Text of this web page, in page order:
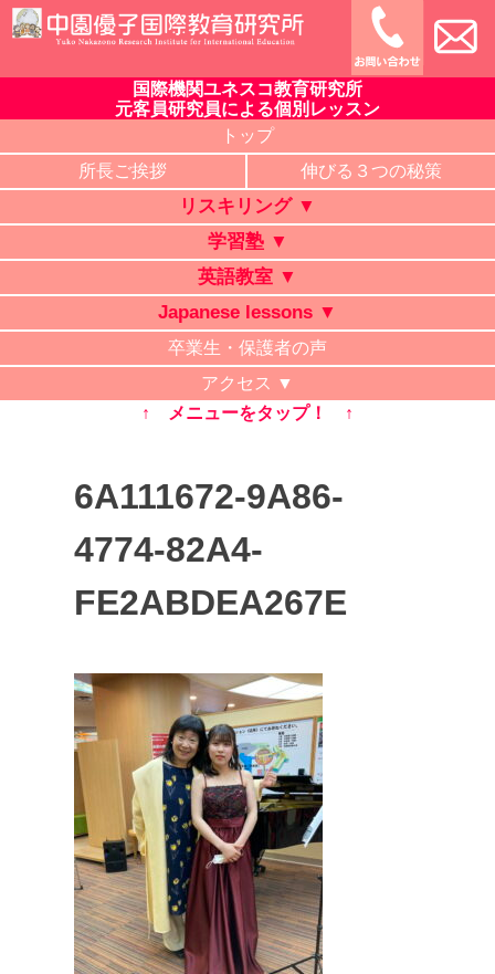
Skip
to
中園優子国際教育研究所
公式ホームページ、熊本県の山鹿・菊池・合志・植木で大評判
の英語教室・学習塾・日本語教室・タイ語教室・リスキリング
研修。中学・高校・大学受験に有利な英語を中心に「合格請負
人」と評判の講師が個別レッスン。ビジネス英語、企業研修。
オンライン授業、出張講義、家庭教師も対応。
国際機関ユネスコ教育研究所
元客員研究員による個別レッスン
トップ
所長ご挨拶
伸びる３つの秘策
リスキリング ▼
学習塾 ▼
英語教室 ▼
Japanese lessons ▼
卒業生・保護者の声
アクセス ▼
↑ メニューをタップ！ ↑
6A111672-9A86-
4774-82A4-
FE2ABDEA267E